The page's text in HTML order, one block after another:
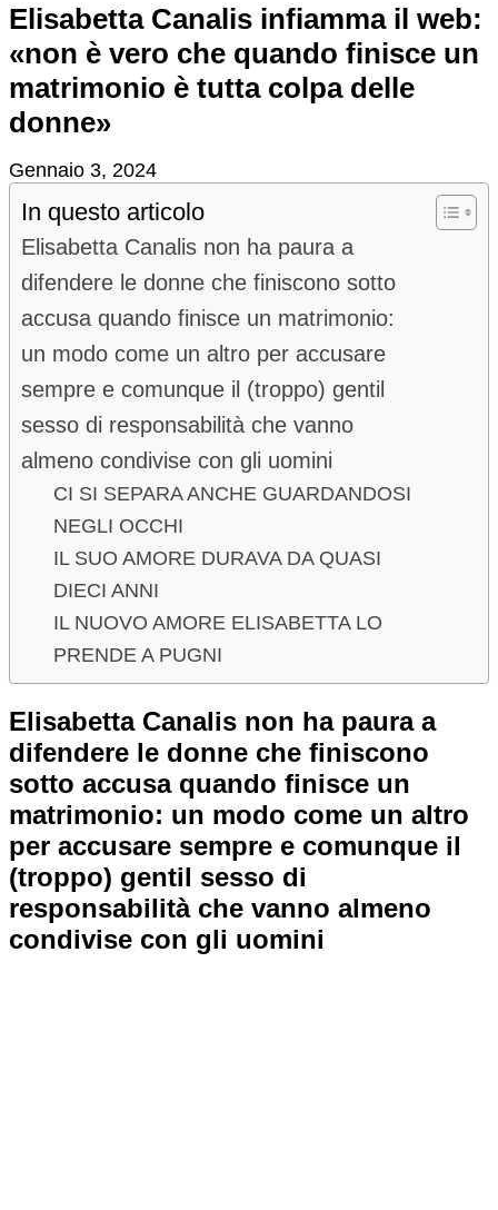
Elisabetta Canalis infiamma il web:
«non è vero che quando finisce un
matrimonio è tutta colpa delle
donne»
Gennaio 3, 2024
In questo articolo
Elisabetta Canalis non ha paura a
difendere le donne che finiscono sotto
accusa quando finisce un matrimonio:
un modo come un altro per accusare
sempre e comunque il (troppo) gentil
sesso di responsabilità che vanno
almeno condivise con gli uomini
CI SI SEPARA ANCHE GUARDANDOSI
NEGLI OCCHI
IL SUO AMORE DURAVA DA QUASI
DIECI ANNI
IL NUOVO AMORE ELISABETTA LO
PRENDE A PUGNI
Elisabetta Canalis non ha paura a
difendere le donne che finiscono
sotto accusa quando finisce un
matrimonio: un modo come un altro
per accusare sempre e comunque il
(troppo) gentil sesso di
responsabilità che vanno almeno
condivise con gli uomini